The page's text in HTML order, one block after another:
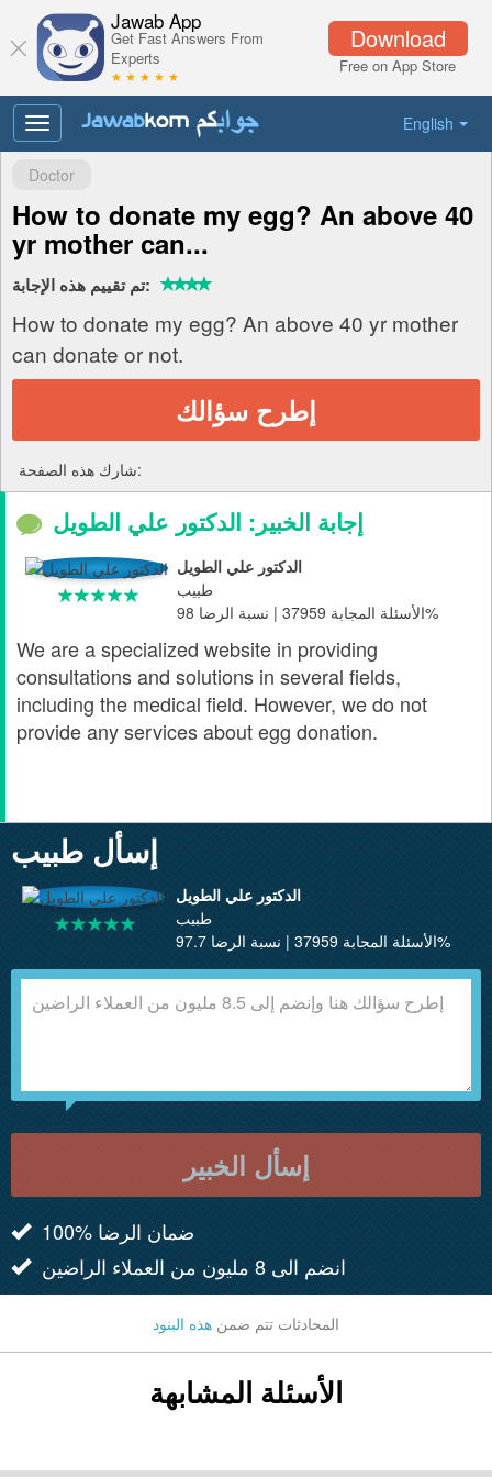
Download
Free on App Store
Jawab App
Get Fast Answers From
Experts
★ ★ ★ ★ ★
English
Toggle
navigation
Doctor
How to donate my egg? An above 40
yr mother can...
تم تقييم هذه الإجابة:
How to donate my egg? An above 40 yr mother
can donate or not.
إطرح سؤالك
شارك هذه الصفحة:
إجابة الخبير: الدكتور علي الطويل
الدكتور علي الطويل
طبيب
الأسئلة المجابة 37959 | نسبة الرضا 98%
We are a specialized website in providing
consultations and solutions in several fields,
including the medical field. However, we do not
provide any services about egg donation.
إسأل طبيب
الدكتور علي الطويل
طبيب
الأسئلة المجابة 37959 | نسبة الرضا 97.7%
إسأل الخبير
100% ضمان الرضا
انضم الى 8 مليون من العملاء الراضين
المحادثات تتم ضمن هذه البنود
الأسئلة المشابهة